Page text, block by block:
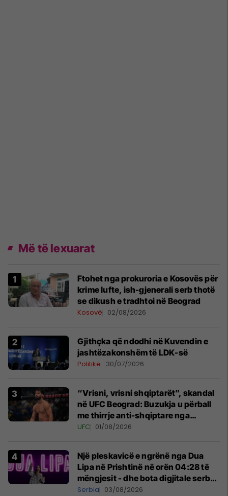
Më të lexuarat
Ftohet nga prokuroria e Kosovës për
krime lufte, ish-gjenerali serb thotë
se dikush e tradhtoi në Beograd
Kosovë 02/08/2026
Gjithçka që ndodhi në Kuvendin e
jashtëzakonshëm të LDK-së
Politikë 30/07/2026
“Vrisni, vrisni shqiptarët”, skandal
në UFC Beograd: Buzukja u përball
me thirrje anti-shqiptare nga
tribunat
UFC 01/08/2026
Një pleskavicë e ngrënë nga Dua
Lipa në Prishtinë në orën 04:28 të
mëngjesit - dhe bota digjitale serbe
shpall gjendjen e luftës
Serbia 03/08/2026